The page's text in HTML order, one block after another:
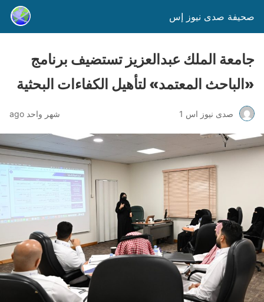
صحيفة صدى نيوز إس
جامعة الملك عبدالعزيز تستضيف برنامج
«الباحث المعتمد» لتأهيل الكفاءات البحثية
صدى نيوز اس 1 شهر واحد ago